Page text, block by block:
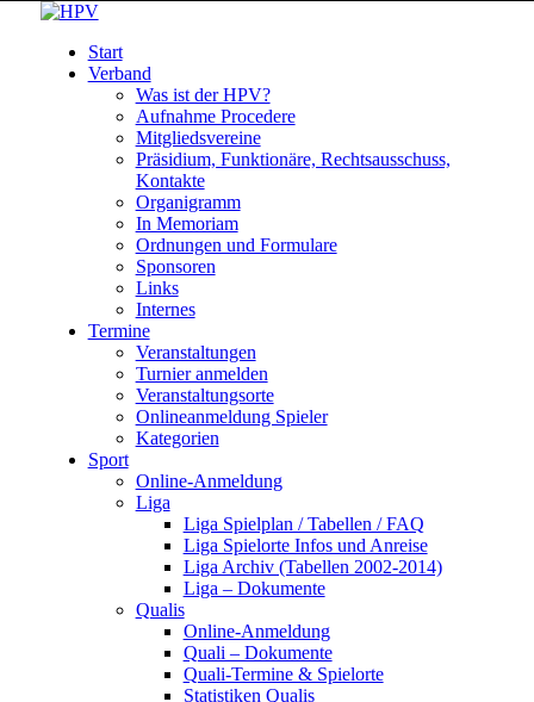
Start
Verband
Was ist der HPV?
Aufnahme Procedere
Mitgliedsvereine
Präsidium, Funktionäre, Rechtsausschuss,
Kontakte
Organigramm
In Memoriam
Ordnungen und Formulare
Sponsoren
Links
Internes
Termine
Veranstaltungen
Turnier anmelden
Veranstaltungsorte
Onlineanmeldung Spieler
Kategorien
Sport
Online-Anmeldung
Liga
Liga Spielplan / Tabellen / FAQ
Liga Spielorte Infos und Anreise
Liga Archiv (Tabellen 2002-2014)
Liga – Dokumente
Qualis
Online-Anmeldung
Quali – Dokumente
Quali-Termine & Spielorte
Statistiken Qualis